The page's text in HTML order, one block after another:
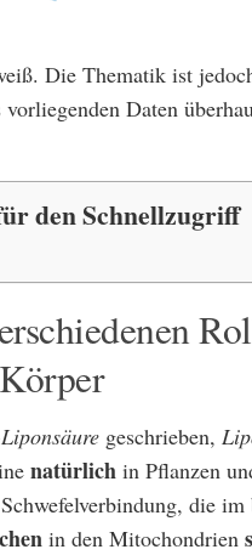
Die Thematik ist
Daten
den Schnellzugriff
geschrieben,
natürlich in Pflanzen
die im
in den Mitochondrien